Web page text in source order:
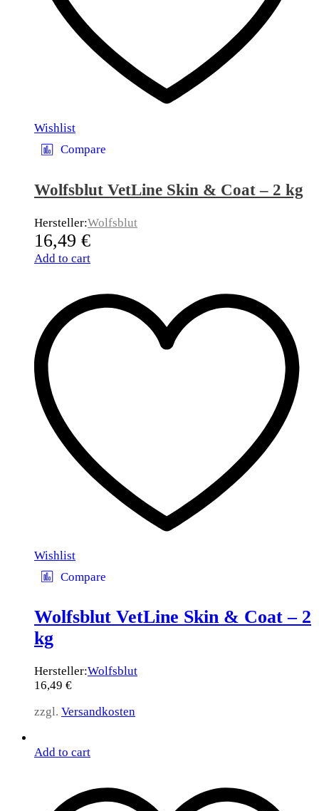
Wishlist
Compare
Wolfsblut VetLine Skin & Coat – 2 kg
Hersteller:Wolfsblut
16,49 €
Add to cart
Wishlist
Compare
Wolfsblut VetLine Skin & Coat – 2
kg
Hersteller:Wolfsblut
16,49 €
zzgl. Versandkosten
Add to cart